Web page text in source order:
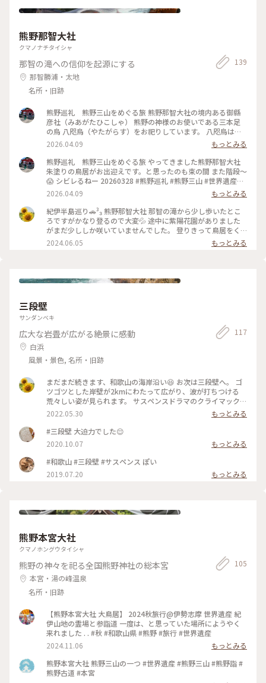
熊野那智大社
クマノナチタイシャ
那智の滝への信仰を起源にする
那智勝浦・太地
名所・旧跡
139
熊野巡礼 熊野三山をめぐる旅 熊野那智大社の境内ある御縣
彦社（みあがたひこしゃ） 熊野の神様のお使いである三本足
の烏 八咫烏（やたがらす）をお祀りしています。 八咫烏は、
物事をより良い方向へ導く「導きの神様」 交通安全や旅行安
全の守護神です。 そして 平重盛がお手植えされたとされる大
樟(くす) 胎内くぐり 護摩木に願いを書いて通り抜けもしてきま
した。 願い…いくつもあるよねー 年末に静岡にある金の鳥居
で有名な秋葉山に行った時 2026年の年回りが八方塞がりだと
知り、 近所の一畑山薬師寺でお祓いをしてもらいました。 そ
の時、願いを3つまで書いていいですよ、と言われ 今回も護摩
木に3つまでいいよねぇと、 一畑山式で3つ書いてきちゃいま
した🤣 家族のこと、健康のこと、仕事のこと なかなかひとつ
には絞りきれませんのよ😅 20260328 #熊野巡礼 #熊野三山 #
世界遺産めぐり #開運 #導き
2026.04.09
もっとみる
熊野巡礼 熊野三山をめぐる旅 やってきました熊野那智大社
朱塗りの鳥居がお出迎えです。と思ったのも束の間 また階段〜
😱 シビレるねー 20260328 #熊野巡礼 #熊野三山 #世界遺産め
ぐり #熊野古道 #開運
2026.04.09
もっとみる
紀伊半島巡り🚗³₃ 熊野那智大社 那智の滝から少し歩いたとこ
ろですがかなり登るので大変💦 途中に紫陽花園がありました
がまだ少ししか咲いていませんでした。 登りきって鳥居をく
ぐり振り返ると那智山の絶景が見られました✨ 御神木の大樟は
胎内くぐりができます。根元に空洞があり、護摩木か絵馬に願
浦 #和歌山
2024.06.05 もっとみる
三段壁
サンダンベキ
広大な岩畳が広がる絶景に感動
白浜
風景・景色, 名所・旧跡
117
まだまだ続きます、和歌山の海岸沿い😆 お次は三段壁へ。 ゴ
ツゴツとした岸壁が2kmにわたって広がり、波が打ちつける
荒々しい姿が見られます。 サスペンスドラマのクライマックス
のよう！ 壁が三段に見えるから三段壁、ではなく、かつて海
上を運行する船の状況を偵察したり魚群の様子を岩頭に立って
見る壇から｢見壇｣みだん｢三段｣さんだん、となったようです。
崖の上からエレベーターで35m降りて洞窟内を見学することが
できます。 源平合戦で熊野水軍が船を隠したと言われる洞窟。
自然のままと言うよりは観光地化されていて熊野水軍の小屋や
武具を復元したり記念写真販売もありますが、洞窟内に波が打
ち付けたり間近で地層を見ることもできます😊 洞窟内に響く
打ち上げられたのか転がってきたのか不明の謎の石で公募で
ぽ #Myことりっぷ #三段壁 #三段壁洞窟 #洞窟 #熊野水軍 #サ
ドンロック
2022.05.30
もっとみる
#三段壁 大迫力でした😌
2020.10.07
もっとみる
#和歌山 #三段壁 #サスペンス ぽい
2019.07.20
もっとみる
熊野本宮大社
クマノホングウタイシャ
熊野の神々を祀る全国熊野神社の総本宮
本宮・湯の峰温泉
名所・旧跡
105
【熊野本宮大社 大鳥居】 2024秋旅行@伊勢志摩 世界遺産 紀
伊山地の霊場と参詣道 一度は、と思っていた場所にようやく
来れました . . #秋 #和歌山県 #熊野 #旅行 #世界遺産
2024.11.06
もっとみる
熊野本宮大社 熊野三山の一つ #世界遺産 #熊野三山 #熊野詣 #
熊野古道 #本宮